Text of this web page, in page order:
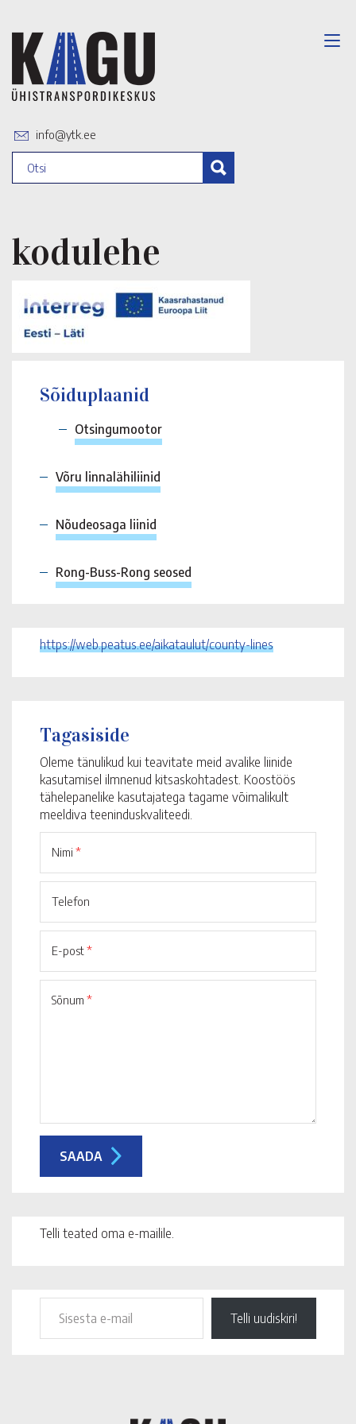
info@ytk.ee
kodulehe
Sõiduplaanid
Otsingumootor
Võru linnalähiliinid
Nõudeosaga liinid
Rong-Buss-Rong seosed
https://web.peatus.ee/aikataulut/county-lines
Tagasiside
Oleme tänulikud kui teavitate meid avalike liinide
kasutamisel ilmnenud kitsaskohtadest. Koostöös
tähelepanelike kasutajatega tagame võimalikult
meeldiva teeninduskvaliteedi.
Nimi *
Telefon
E-post*
Sõnum *
Telli teated oma e-mailile.
Telli uudiskiri!